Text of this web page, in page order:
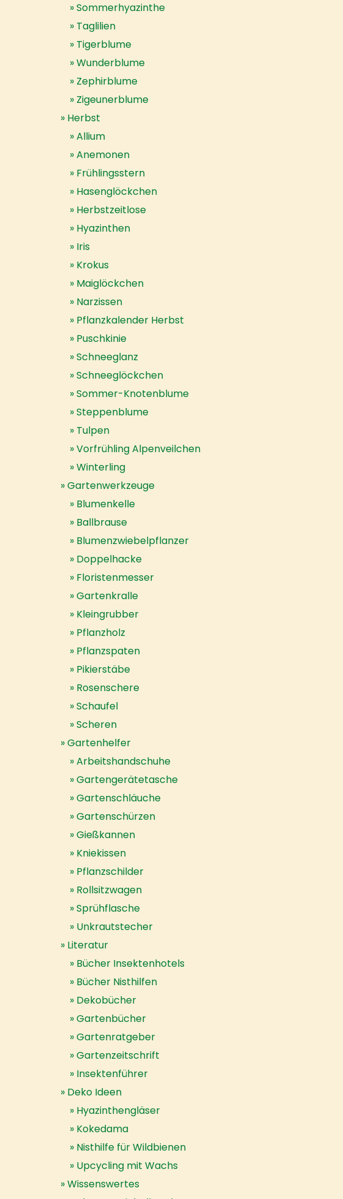
Sommerhyazinthe
Taglilien
Tigerblume
Wunderblume
Zephirblume
Zigeunerblume
Herbst
Allium
Anemonen
Frühlingsstern
Hasenglöckchen
Herbstzeitlose
Hyazinthen
Iris
Krokus
Maiglöckchen
Narzissen
Pflanzkalender Herbst
Puschkinie
Schneeglanz
Schneeglöckchen
Sommer-Knotenblume
Steppenblume
Tulpen
Vorfrühling Alpenveilchen
Winterling
Gartenwerkzeuge
Blumenkelle
Ballbrause
Blumenzwiebelpflanzer
Doppelhacke
Floristenmesser
Gartenkralle
Kleingrubber
Pflanzholz
Pflanzspaten
Pikierstäbe
Rosenschere
Schaufel
Scheren
Gartenhelfer
Arbeitshandschuhe
Gartengerätetasche
Gartenschläuche
Gartenschürzen
Gießkannen
Kniekissen
Pflanzschilder
Rollsitzwagen
Sprühflasche
Unkrautstecher
Literatur
Bücher Insektenhotels
Bücher Nisthilfen
Dekobücher
Gartenbücher
Gartenratgeber
Gartenzeitschrift
Insektenführer
Deko Ideen
Hyazinthengläser
Kokedama
Nisthilfe für Wildbienen
Upcycling mit Wachs
Wissenswertes